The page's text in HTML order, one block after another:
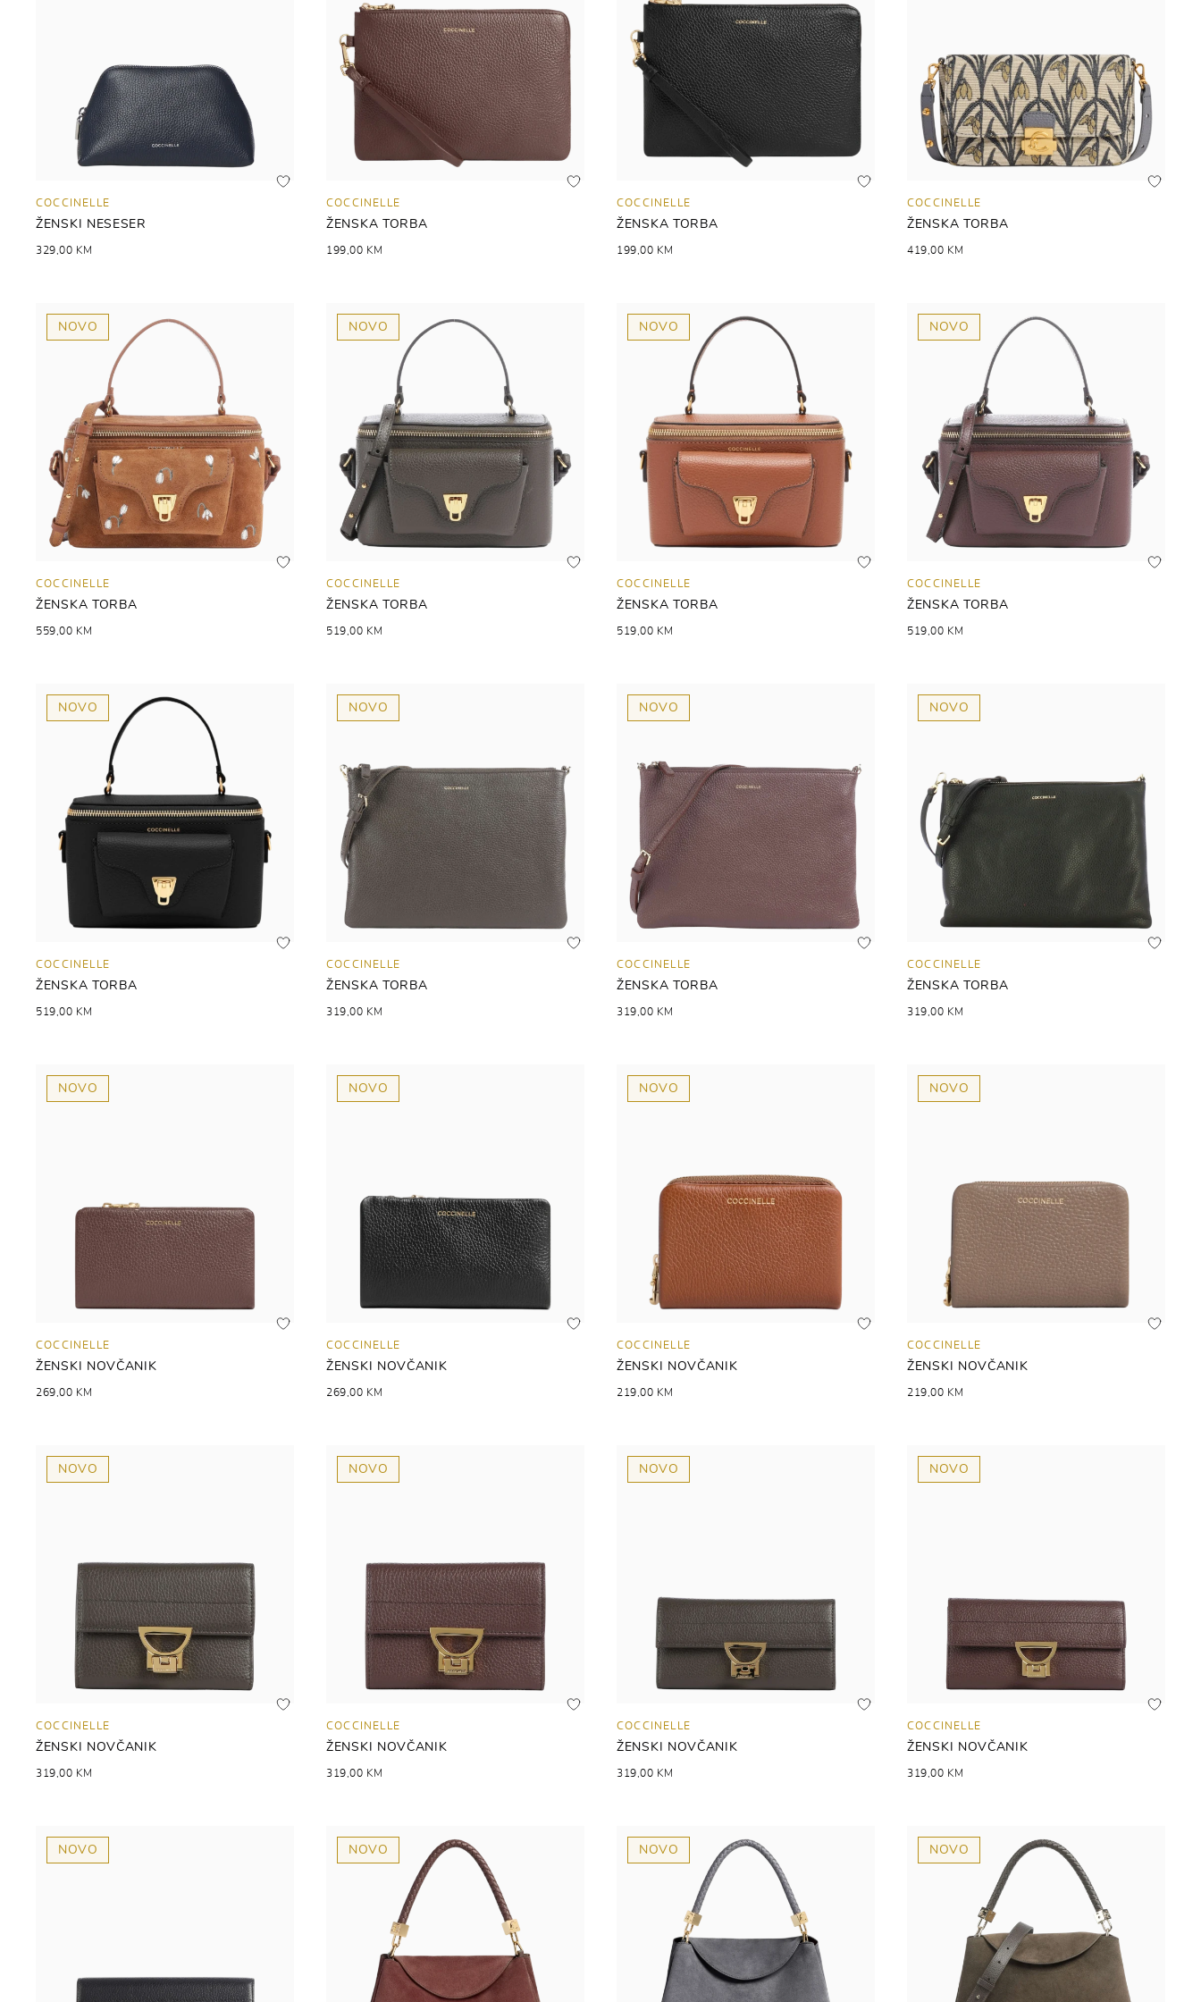
COCCINELLE
ŽENSKI NESESER
329,00 KM
COCCINELLE
ŽENSKA TORBA
199,00 KM
COCCINELLE
ŽENSKA TORBA
199,00 KM
COCCINELLE
ŽENSKA TORBA
419,00 KM
NOVO
COCCINELLE
ŽENSKA TORBA
559,00 KM
NOVO
COCCINELLE
ŽENSKA TORBA
519,00 KM
NOVO
COCCINELLE
ŽENSKA TORBA
519,00 KM
NOVO
COCCINELLE
ŽENSKA TORBA
519,00 KM
NOVO
COCCINELLE
ŽENSKA TORBA
519,00 KM
NOVO
COCCINELLE
ŽENSKA TORBA
319,00 KM
NOVO
COCCINELLE
ŽENSKA TORBA
319,00 KM
NOVO
COCCINELLE
ŽENSKA TORBA
319,00 KM
NOVO
COCCINELLE
ŽENSKI NOVČANIK
269,00 KM
NOVO
COCCINELLE
ŽENSKI NOVČANIK
269,00 KM
NOVO
COCCINELLE
ŽENSKI NOVČANIK
219,00 KM
NOVO
COCCINELLE
ŽENSKI NOVČANIK
219,00 KM
NOVO
COCCINELLE
ŽENSKI NOVČANIK
319,00 KM
NOVO
COCCINELLE
ŽENSKI NOVČANIK
319,00 KM
NOVO
COCCINELLE
ŽENSKI NOVČANIK
319,00 KM
NOVO
COCCINELLE
ŽENSKI NOVČANIK
319,00 KM
NOVO NOVO NOVO NOVO